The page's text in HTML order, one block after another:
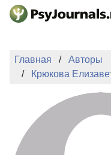
Перейти к основному
Регистрация
Главная
Авторы
Крюкова